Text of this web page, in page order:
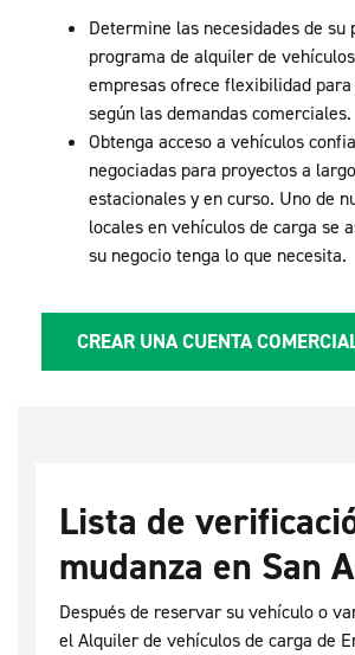
Determine las necesidades de su
programa de alquiler de
empresas ofrece flexibilidad
según las demandas comerciales.
Obtenga acceso a vehículos
negociadas para proyectos a
estacionales y en curso. Uno de
locales en vehículos de carga se
su negocio tenga lo que necesita.
CREAR UNA CUENTA
Lista de
mudanza en San
Después de reservar su vehículo o
el Alquiler de vehículos de carga de